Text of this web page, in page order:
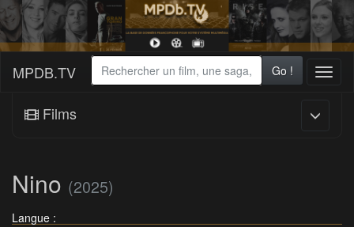
MPDB.TV Go !
Films
Nino (2025)
Langue :